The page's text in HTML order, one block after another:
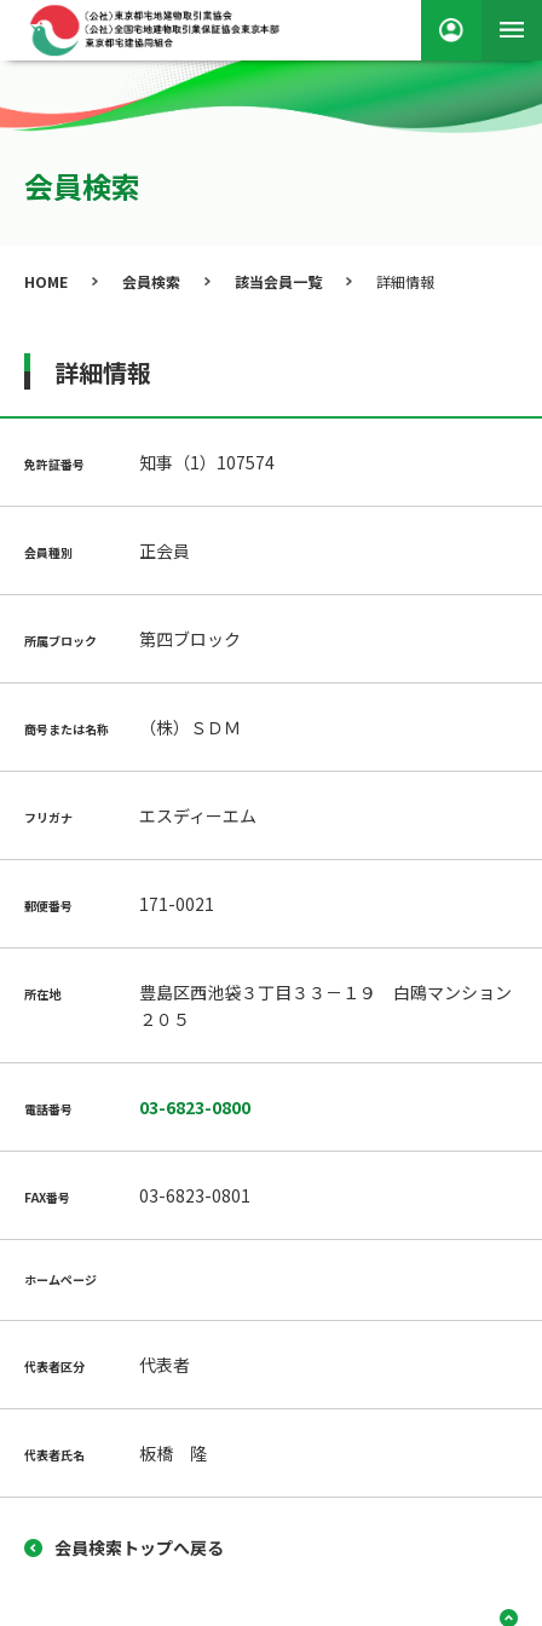
会員検索
HOME 会員検索 該当会員一覧 詳細情報
詳細情報
免許証番号 知事（1）107574
会員種別 正会員
所属ブロック 第四ブロック
商号または名称 （株）ＳＤＭ
フリガナ エスディーエム
郵便番号 171-0021
所在地
豊島区西池袋３丁目３３－１９ 白鴎マンション
２０５
電話番号 03-6823-0800
FAX番号 03-6823-0801
ホームページ
代表者区分 代表者
代表者氏名 板橋 隆
会員検索トップへ戻る